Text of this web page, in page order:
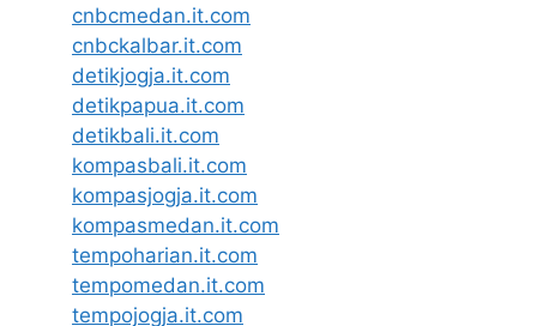
cnbcmedan.it.com
cnbckalbar.it.com
detikjogja.it.com
detikpapua.it.com
detikbali.it.com
kompasbali.it.com
kompasjogja.it.com
kompasmedan.it.com
tempoharian.it.com
tempomedan.it.com
tempojogja.it.com